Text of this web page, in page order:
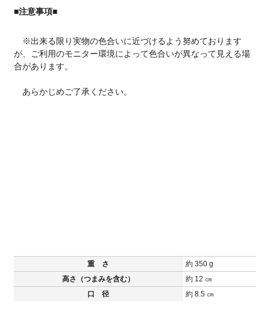
■注意事項■
※出来る限り実物の色合いに近づけるよう努めております
が、ご利用のモニター環境によって色合いが異なって見える場
合があります。
あらかじめご了承ください。
重 さ
約 350 g
高さ（つまみを含む）
約 12 ㎝
口 径
約 8.5 ㎝